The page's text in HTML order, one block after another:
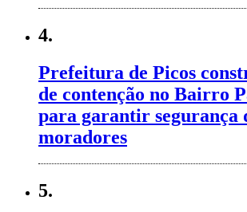
4.
Prefeitura de Picos
de contenção no Bairro
para garantir segurança
moradores
5.